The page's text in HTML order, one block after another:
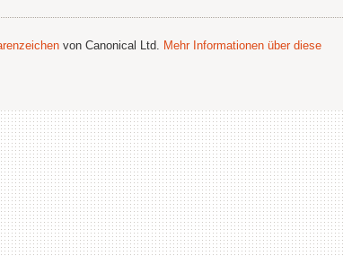
von Canonical Ltd. Mehr Informationen über diese